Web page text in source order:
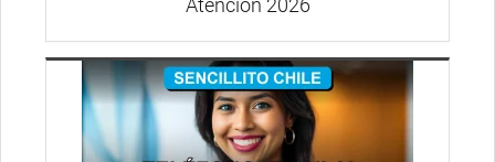
Atención 2026